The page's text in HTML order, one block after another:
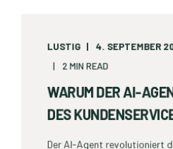
LUSTIG 4. SEPTEMBER
2 MIN READ
WARUM DER AI-
DES
Der AI-Agent revolutioniert